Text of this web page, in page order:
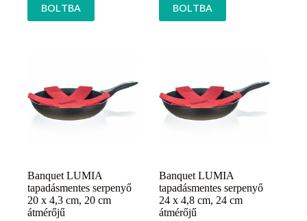
BOLTBA BOLTBA
Banquet LUMIA
tapadásmentes serpenyő
20 x 4,3 cm, 20 cm
átmérőjű
Banquet LUMIA
tapadásmentes serpenyő
24 x 4,8 cm, 24 cm
átmérőjű